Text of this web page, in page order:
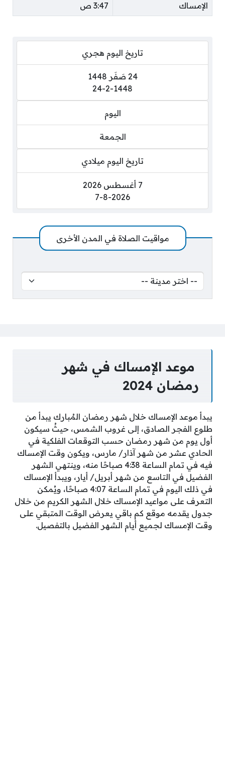
الإمساك 3:47 ص
تاريخ اليوم هجري
24 صَفَر 1448
24-2-1448
اليوم
الجمعة
تاريخ اليوم ميلادي
7 أغسطس 2026
7-8-2026
مواقيت الصلاة في المدن الأخرى
موعد الإمساك في شهر
رمضان 2024
يبدأ موعد الإمساك خلال شهر رمضان المُبارك يبدأ من
طلوع الفجر الصادق، إلى غروب الشمس، حيثُ سيكون
أول يوم من شهر رمضان حسب التوقعات الفلكية في
الحادي عشر من شهر آذار/ مارس، ويكون وقت الإمساك
فيه في تمام الساعة 4:38 صباحًا منه، وينتهي الشهر
الفضيل في التاسع من شهر أبريل/ أيار، ويبدأ الإمساك
في ذلك اليوم في تمام الساعة 4:07 صباحًا، ويُمكن
التعرف على مواعيد الإمساك خلال الشهر الكريم من خلال
جدول يقدمه موقع كم باقي يعرض الوقت المتبقي على
وقت الإمساك لجميع أيام الشهر الفضيل بالتفصيل.